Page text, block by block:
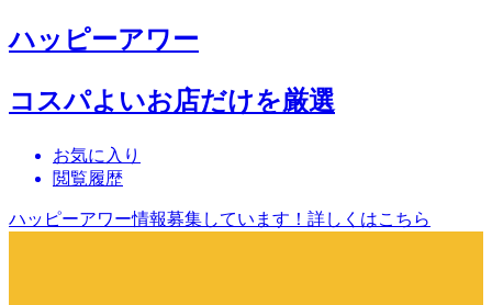
ハッピーアワー
コスパよいお店だけを厳選
お気に入り
閲覧履歴
ハッピーアワー情報募集しています！詳しくはこちら